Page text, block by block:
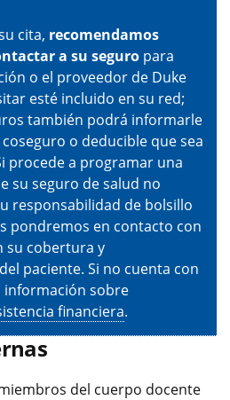
cita, recomendamos
a su seguro para
o el proveedor de Duke
esté incluido en su red;
también podrá informarle
o deducible que sea
procede a programar una
su seguro de salud no
responsabilidad de bolsillo
pondremos en contacto con
su cobertura y
paciente. Si no cuenta con
información sobre
financiera.
del cuerpo docente